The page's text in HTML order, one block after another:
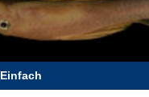
Einfach